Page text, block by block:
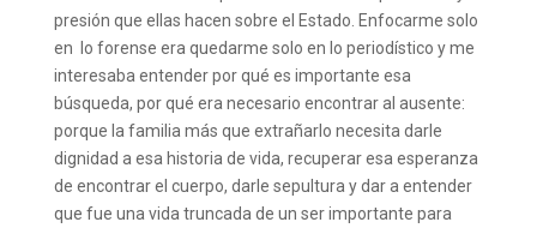
presión que ellas hacen sobre el Estado. Enfocarme solo
en lo forense era quedarme solo en lo periodístico y me
interesaba entender por qué es importante esa
búsqueda, por qué era necesario encontrar al ausente:
porque la familia más que extrañarlo necesita darle
dignidad a esa historia de vida, recuperar esa esperanza
de encontrar el cuerpo, darle sepultura y dar a entender
que fue una vida truncada de un ser importante para